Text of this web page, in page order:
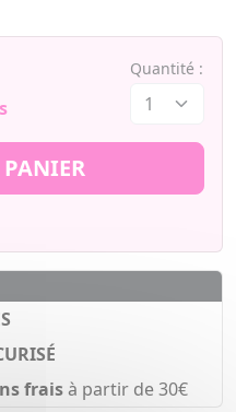
Quantité :
fraisà partir de 30€